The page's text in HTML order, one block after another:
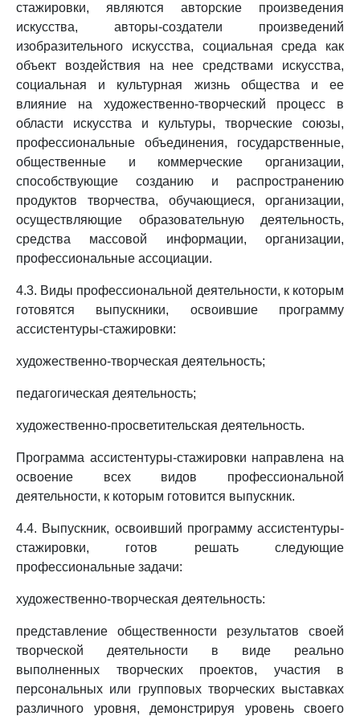
стажировки, являются авторские произведения
искусства, авторы-создатели произведений
изобразительного искусства, социальная среда как
объект воздействия на нее средствами искусства,
социальная и культурная жизнь общества и ее
влияние на художественно-творческий процесс в
области искусства и культуры, творческие союзы,
профессиональные объединения, государственные,
общественные и коммерческие организации,
способствующие созданию и распространению
продуктов творчества, обучающиеся, организации,
осуществляющие образовательную деятельность,
средства массовой информации, организации,
профессиональные ассоциации.
4.3. Виды профессиональной деятельности, к которым
готовятся выпускники, освоившие программу
ассистентуры-стажировки:
художественно-творческая деятельность;
педагогическая деятельность;
художественно-просветительская деятельность.
Программа ассистентуры-стажировки направлена на
освоение всех видов профессиональной
деятельности, к которым готовится выпускник.
4.4. Выпускник, освоивший программу ассистентуры-
стажировки, готов решать следующие
профессиональные задачи:
художественно-творческая деятельность:
представление общественности результатов своей
творческой деятельности в виде реально
выполненных творческих проектов, участия в
персональных или групповых творческих выставках
различного уровня, демонстрируя уровень своего